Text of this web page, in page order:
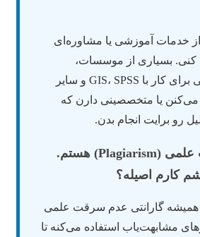
از خدمات آموزشی یا مشاوره‌ای
بسیاری از موسسات،
کارگاه‌های تخصصی برای کار با GIS، SPSS و سایر
می‌کنن یا متخصصینی دارن که
رو برایت انجام بدن.
۴. نگران سرقت علمی (Plagiarism) هستم.
کارم اصیله؟
گارانتی عدم سرقت علمی
مشابهت‌یاب استفاده می‌کنه تا